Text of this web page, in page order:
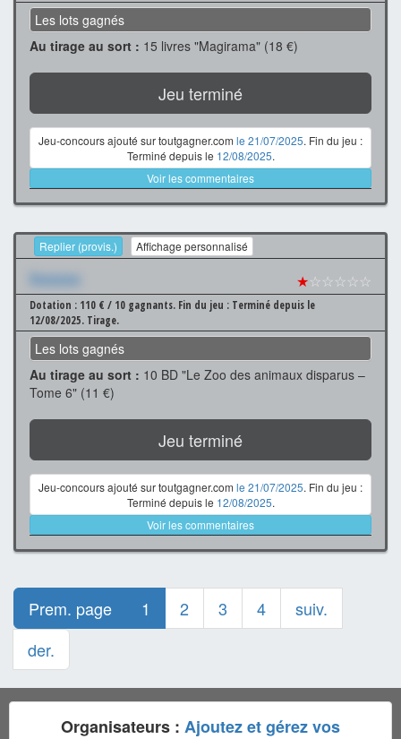
Les lots gagnés
Au tirage au sort : 15 livres "Magirama" (18 €)
Jeu terminé
Jeu-concours ajouté sur toutgagner.com le 21/07/2025. Fin du jeu :
Terminé depuis le 12/08/2025.
Voir les commentaires
Replier (provis.) Affichage personnalisé
Xxxxxxx ★☆☆☆☆☆
Dotation : 110 € / 10 gagnants. Fin du jeu : Terminé depuis le
12/08/2025. Tirage.
Les lots gagnés
Au tirage au sort : 10 BD "Le Zoo des animaux disparus –
Tome 6" (11 €)
Jeu terminé
Jeu-concours ajouté sur toutgagner.com le 21/07/2025. Fin du jeu :
Terminé depuis le 12/08/2025.
Voir les commentaires
Prem. page 1 2 3 4
suiv.
der.
Organisateurs : Ajoutez et gérez vos